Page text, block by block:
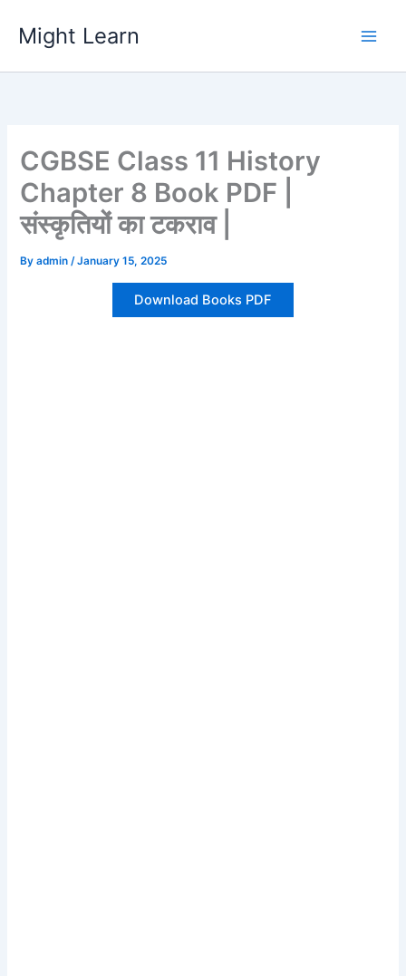
content
Might Learn
CGBSE Class 11 History
Chapter 8 Book PDF |
संस्कृतियों का टकराव |
Byadmin/January 15, 2025
Download Books PDF